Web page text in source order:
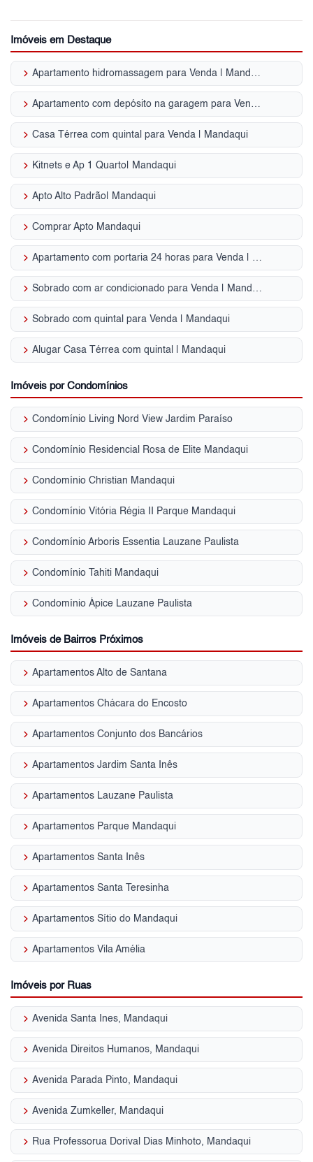
Imóveis em Destaque
keyboard_arrow_right Apartamento hidromassagem para Venda | Mandaqui
keyboard_arrow_right Apartamento com depósito na garagem para Venda | Mandaqui
keyboard_arrow_right Casa Térrea com quintal para Venda | Mandaqui
keyboard_arrow_right Kitnets e Ap 1 Quarto| Mandaqui
keyboard_arrow_right Apto Alto Padrão| Mandaqui
keyboard_arrow_right Comprar Apto Mandaqui
keyboard_arrow_right Apartamento com portaria 24 horas para Venda | Mandaqui
keyboard_arrow_right Sobrado com ar condicionado para Venda | Mandaqui
keyboard_arrow_right Sobrado com quintal para Venda | Mandaqui
keyboard_arrow_right Alugar Casa Térrea com quintal | Mandaqui
Imóveis por Condomínios
keyboard_arrow_right Condomínio Living Nord View Jardim Paraíso
keyboard_arrow_right Condomínio Residencial Rosa de Elite Mandaqui
keyboard_arrow_right Condomínio Christian Mandaqui
keyboard_arrow_right Condomínio Vitória Régia II Parque Mandaqui
keyboard_arrow_right Condomínio Arboris Essentia Lauzane Paulista
keyboard_arrow_right Condomínio Tahiti Mandaqui
keyboard_arrow_right Condomínio Ápice Lauzane Paulista
Imóveis de Bairros Próximos
keyboard_arrow_right Apartamentos Alto de Santana
keyboard_arrow_right Apartamentos Chácara do Encosto
keyboard_arrow_right Apartamentos Conjunto dos Bancários
keyboard_arrow_right Apartamentos Jardim Santa Inês
keyboard_arrow_right Apartamentos Lauzane Paulista
keyboard_arrow_right Apartamentos Parque Mandaqui
keyboard_arrow_right Apartamentos Santa Inês
keyboard_arrow_right Apartamentos Santa Teresinha
keyboard_arrow_right Apartamentos Sítio do Mandaqui
keyboard_arrow_right Apartamentos Vila Amélia
Imóveis por Ruas
keyboard_arrow_right Avenida Santa Ines, Mandaqui
keyboard_arrow_right Avenida Direitos Humanos, Mandaqui
keyboard_arrow_right Avenida Parada Pinto, Mandaqui
keyboard_arrow_right Avenida Zumkeller, Mandaqui
keyboard_arrow_right Rua Professorua Dorival Dias Minhoto, Mandaqui